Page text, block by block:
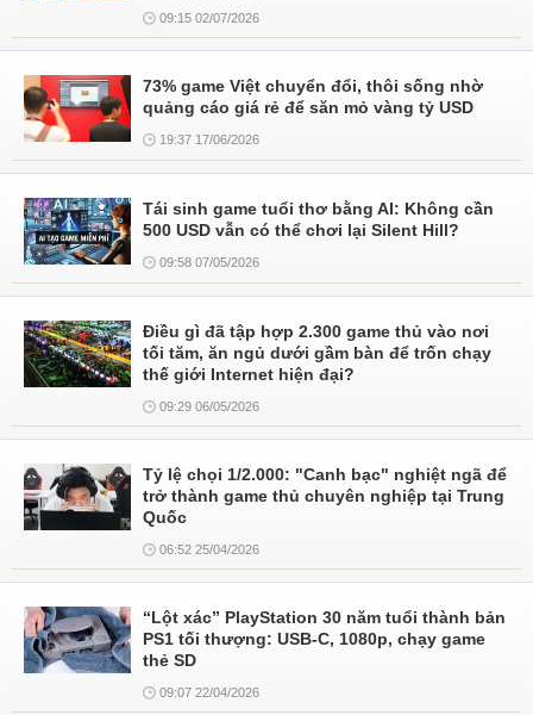
09:15 02/07/2026
73% game Việt chuyển đổi, thôi sống nhờ
quảng cáo giá rẻ để săn mỏ vàng tỷ USD
19:37 17/06/2026
Tái sinh game tuổi thơ bằng AI: Không cần
500 USD vẫn có thể chơi lại Silent Hill?
09:58 07/05/2026
Điều gì đã tập hợp 2.300 game thủ vào nơi
tối tăm, ăn ngủ dưới gầm bàn để trốn chạy
thế giới Internet hiện đại?
09:29 06/05/2026
Tỷ lệ chọi 1/2.000: "Canh bạc" nghiệt ngã để
trở thành game thủ chuyên nghiệp tại Trung
Quốc
06:52 25/04/2026
“Lột xác” PlayStation 30 năm tuổi thành bản
PS1 tối thượng: USB-C, 1080p, chạy game
thẻ SD
09:07 22/04/2026